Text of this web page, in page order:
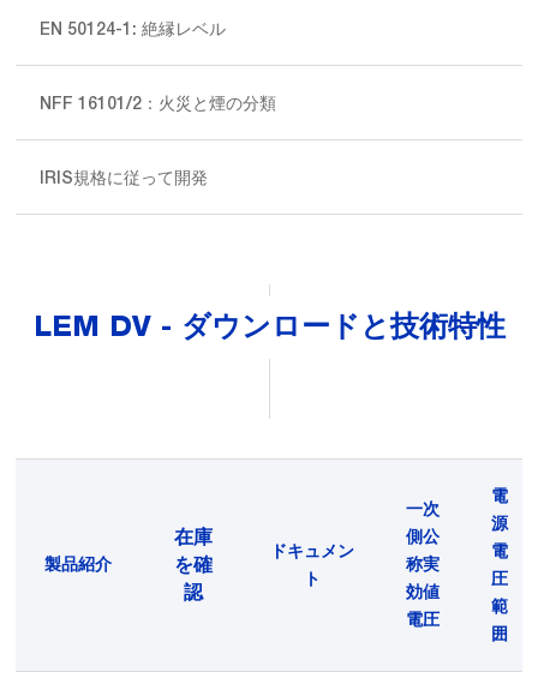
EN 50124-1: 絶縁レベル
NFF 16101/2：火災と煙の分類
IRIS規格に従って開発
LEM DV - ダウンロードと技術特性
製品紹介
在庫
を確
認
ドキュメン
ト
一次
側公
称実
効値
電圧
電
源
電
圧
範
囲